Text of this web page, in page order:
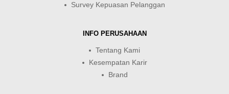
Survey Kepuasan Pelanggan
INFO PERUSAHAAN
Tentang Kami
Kesempatan Karir
Brand